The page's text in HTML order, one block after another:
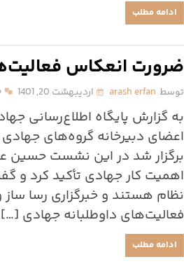
ادامه مطلب
ضرورت انعکاس
توسط arash erfan اردیبهشت 20, 1401
به گزارش پایگاه اطلاع‌رسانی
اعضای دبیرخانه گروه‌های جهادی
برگزار شد در این نشست حسین
اهمیت کار جهادی تأکید کرد و
نظام هستند و خبرگزاری رسا
فعالیت‌های داوطلبانه جهادی […]
ادامه مطلب